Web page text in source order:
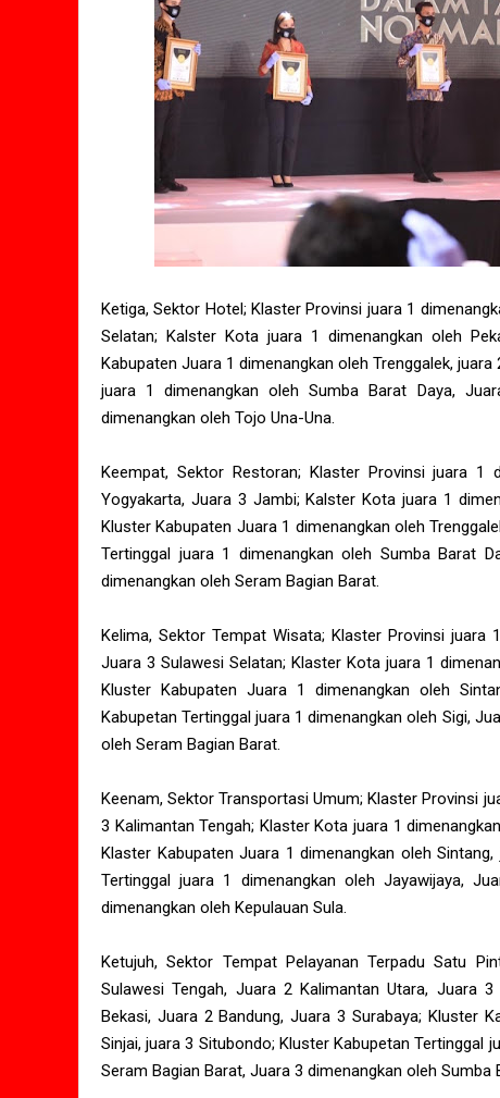
Ketiga, Sektor Hotel; Klaster Provinsi juara 1
Selatan; Kalster Kota juara 1 dimenangkan oleh
Kabupaten Juara 1 dimenangkan oleh Trenggalek,
juara 1 dimenangkan oleh Sumba Barat Daya,
dimenangkan oleh Tojo Una-Una.
Keempat, Sektor Restoran; Klaster Provinsi juara 1
Yogyakarta, Juara 3 Jambi; Kalster Kota juara 1
Kluster Kabupaten Juara 1 dimenangkan oleh
Tertinggal juara 1 dimenangkan oleh Sumba Barat
dimenangkan oleh Seram Bagian Barat.
Kelima, Sektor Tempat Wisata; Klaster Provinsi
Juara 3 Sulawesi Selatan; Klaster Kota juara 1
Kluster Kabupaten Juara 1 dimenangkan oleh
Kabupetan Tertinggal juara 1 dimenangkan oleh Sigi,
oleh Seram Bagian Barat.
Keenam, Sektor Transportasi Umum; Klaster Provinsi
3 Kalimantan Tengah; Klaster Kota juara 1
Klaster Kabupaten Juara 1 dimenangkan oleh
Tertinggal juara 1 dimenangkan oleh Jayawijaya,
dimenangkan oleh Kepulauan Sula.
Ketujuh, Sektor Tempat Pelayanan Terpadu Satu
Sulawesi Tengah, Juara 2 Kalimantan Utara, Juara
Bekasi, Juara 2 Bandung, Juara 3 Surabaya; Kluster
Sinjai, juara 3 Situbondo; Kluster Kabupetan Tertinggal
Seram Bagian Barat, Juara 3 dimenangkan oleh Sumba